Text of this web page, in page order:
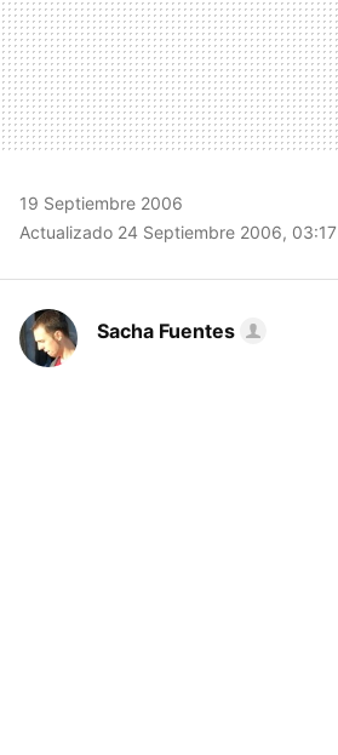
19 Septiembre 2006
Actualizado 24 Septiembre 2006, 03:17
Sacha Fuentes